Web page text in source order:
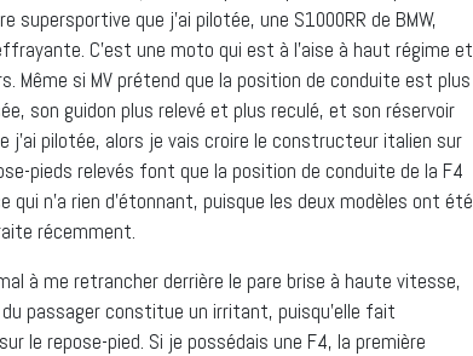
que j’ai pilotée, une S1000RR de BMW,
C’est une moto qui est à l’aise à haut régime et
Même si MV prétend que la position de conduite est plus
son guidon plus relevé et plus reculé, et son réservoir
j’ai pilotée, alors je vais croire le constructeur italien sur
pieds relevés font que la position de conduite de la F4
n’a rien d’étonnant, puisque les deux modèles ont été
récemment.
à me retrancher derrière le pare brise à haute vitesse,
passager constitue un irritant, puisqu’elle fait
le repose-pied. Si je possédais une F4, la première